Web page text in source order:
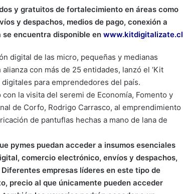
y gratuitos de fortalecimiento en áreas como
y despachos, medios de pago, conexión a
encuentra disponible en www.kitdigitalizate.cl
digital de las micro, pequeñas y medianas
con más de 25 entidades, lanzó el ‘Kit
para emprendedores del país.
la visita del seremi de Economía, Fomento y
de Corfo, Rodrigo Carrasco, al emprendimiento
de pantuflas hechas a mano de lana de
pymes puedan acceder a insumos esenciales
comercio electrónico, envíos y despachos,
empresas líderes en este tipo de
precio al que únicamente pueden acceder